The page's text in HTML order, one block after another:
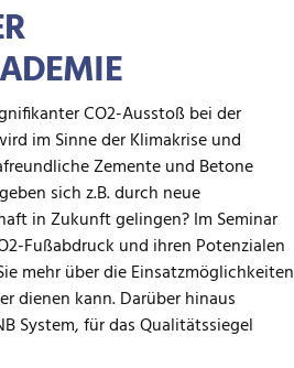
CO2-Ausstoß bei der
im Sinne der Klimakrise und
Zemente und Betone
sich z.B. durch neue
in Zukunft gelingen? Im Seminar
2-Fußabdruck und ihren Potenzialen
mehr über die Einsatzmöglichkeiten
dienen kann. Darüber hinaus
System, für das Qualitätssiegel